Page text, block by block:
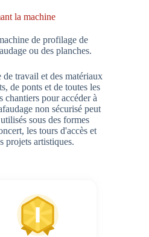
la machine
de profilage de
ou des planches.
travail et des matériaux
de ponts et de toutes les
chantiers pour accéder à
non sécurisé peut
sous des formes
les tours d'accès et
projets artistiques.